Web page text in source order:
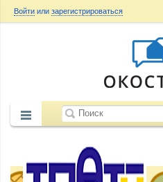
Войти или зарегистрироваться